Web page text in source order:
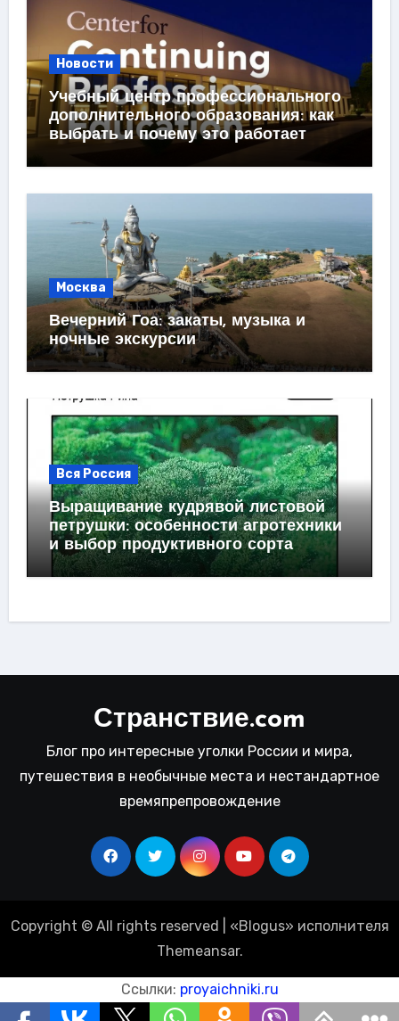
Новости
Учебный центр профессионального
дополнительного образования: как
выбрать и почему это работает
Москва
Вечерний Гоа: закаты, музыка и
ночные экскурсии
Вся Россия
Выращивание кудрявой листовой
петрушки: особенности агротехники
и выбор продуктивного сорта
Странствие.com
Блог про интересные уголки России и мира,
путешествия в необычные места и нестандартное
времяпрепровождение
Copyright © All rights reserved «Blogus» исполнителя
Themeansar.
Ссылки: proyaichniki.ru